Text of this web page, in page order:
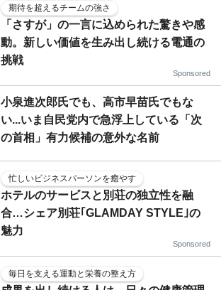
期待を超えるチームの強さ
「さすが」の一言に込められた驚きや感
動。新しい価値を生み出し続ける電通の
挑戦
Sponsored
小泉進次郎氏でも、高市早苗氏でもな
い...いま自民党内で急浮上している「次
の首相」有力候補の意外な名前
忙しいビジネスパーソンを癒やす
ホテルのサービスと別荘の独立性を融
合…シェア別荘｢GLAMDAY STYLE｣の
魅力
Sponsored
毎日を支える運動と栄養の整え方